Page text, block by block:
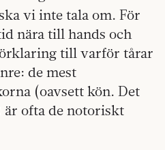
vi inte tala om. För
nära till hands och
till varför tårar
de mest
(oavsett kön. Det
är ofta de notoriskt